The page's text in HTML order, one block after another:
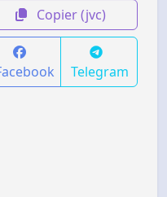
Copier (jvc)
Telegram